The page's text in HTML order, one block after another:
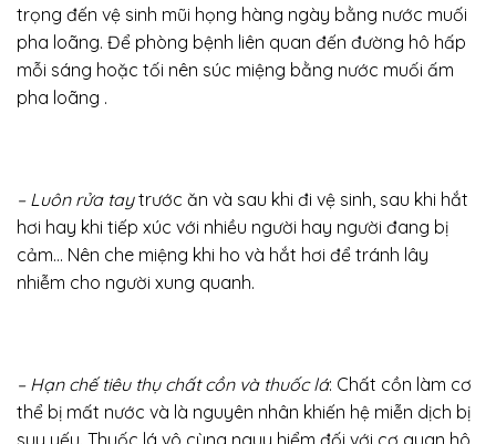
trọng đến vệ sinh mũi họng hàng ngày bằng nước muối
pha loãng. Để phòng bệnh liên quan đến đường hô hấp
mỗi sáng hoặc tối nên súc miệng bằng nước muối ấm
pha loãng .
– Luôn rửa taytrước ăn và sau khi đi vệ sinh, sau khi hắt
hơi hay khi tiếp xúc với nhiều người hay người đang bị
cảm… Nên che miệng khi ho và hắt hơi để tránh lây
nhiễm cho người xung quanh.
– Hạn chế tiêu thụ chất cồn và thuốc lá: Chất cồn làm cơ
thể bị mất nước và là nguyên nhân khiến hệ miễn dịch bị
suy yếu. Thuốc lá vô cùng nguy hiểm đối với cơ quan hô